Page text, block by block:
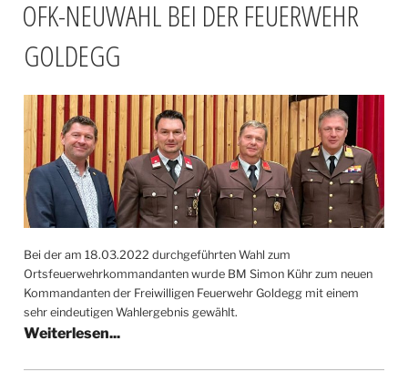
OFK-NEUWAHL BEI DER FEUERWEHR
GOLDEGG
Bei der am 18.03.2022 durchgeführten Wahl zum
Ortsfeuerwehrkommandanten wurde BM Simon Kühr zum neuen
Kommandanten der Freiwilligen Feuerwehr Goldegg mit einem
sehr eindeutigen Wahlergebnis gewählt.